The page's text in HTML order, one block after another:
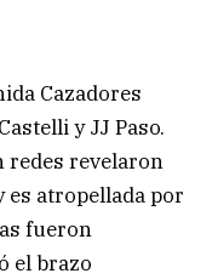
Cazadores
y JJ Paso.
redes revelaron
es atropellada por
fueron
el brazo